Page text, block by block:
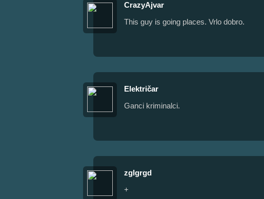
CrazyAjvar
This guy is going places. Vrlo dobro.
Električar
Ganci kriminalci.
zglgrgd
+